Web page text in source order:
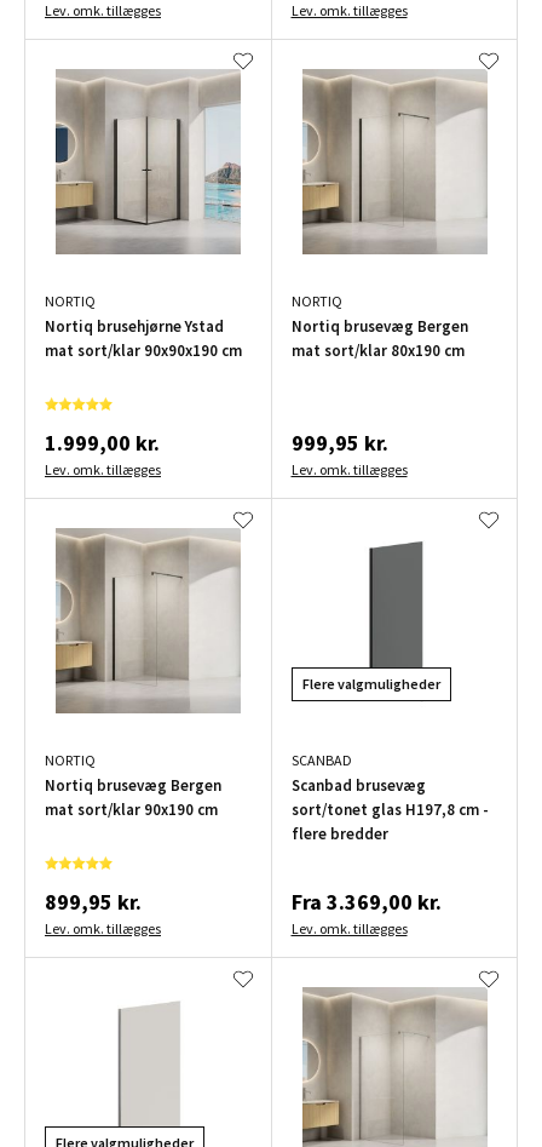
Lev. omk. tillægges Lev. omk. tillægges
NORTIQ
Nortiq brusehjørne Ystad
mat sort/klar 90x90x190 cm
1.999,00 kr.
Lev. omk. tillægges
NORTIQ
Nortiq brusevæg Bergen
mat sort/klar 80x190 cm
999,95 kr.
Lev. omk. tillægges
NORTIQ
Nortiq brusevæg Bergen
mat sort/klar 90x190 cm
899,95 kr.
Lev. omk. tillægges
Flere valgmuligheder
SCANBAD
Scanbad brusevæg
sort/tonet glas H197,8 cm -
flere bredder
Fra 3.369,00 kr.
Lev. omk. tillægges
Flere valgmuligheder